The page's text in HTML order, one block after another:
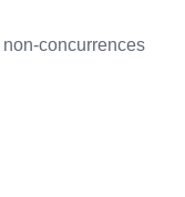
non-concurrences